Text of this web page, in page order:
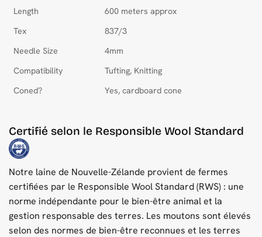
Length
600 meters approx
Tex
837/3
Needle Size
4mm
Compatibility
Tufting, Knitting
Coned?
Yes, cardboard cone
Certifié selon le Responsible Wool Standard
Notre laine de Nouvelle-Zélande provient de fermes
certifiées par le Responsible Wool Standard (RWS) : une
norme indépendante pour le bien-être animal et la
gestion responsable des terres. Les moutons sont élevés
selon des normes de bien-être reconnues et les terres